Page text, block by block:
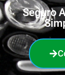
Seguro